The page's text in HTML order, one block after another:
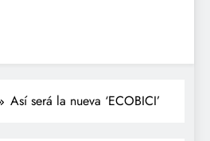
Así será la nueva ‘ECOBICI’